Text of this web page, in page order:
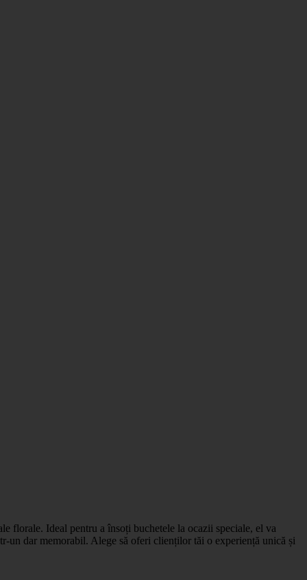
florale. Ideal pentru a însoți buchetele la ocazii speciale, el va
un dar memorabil. Alege să oferi clienților tăi o experiență unică și